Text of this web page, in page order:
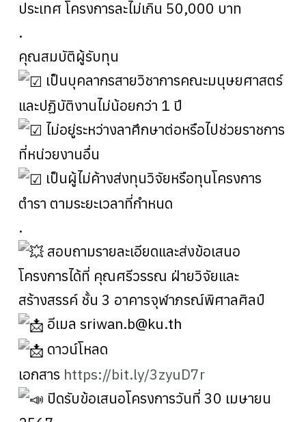
ประเทศ โครงการละไม่เกิน 50,000 บาท
.
คุณสมบัติผู้รับทุน
เป็นบุคลากรสายวิชาการคณะมนุษยศาสตร์
และปฏิบัติงานไม่น้อยกว่า 1 ปี
ไม่อยู่ระหว่างลาศึกษาต่อหรือไปช่วยราชการ
ที่หน่วยงานอื่น
เป็นผู้ไม่ค้างส่งทุนวิจัยหรือทุนโครงการ
ตำรา ตามระยะเวลาที่กำหนด
.
สอบถามรายละเอียดและส่งข้อเสนอ
โครงการได้ที่ คุณศรีวรรณ ฝ่ายวิจัยและ
สร้างสรรค์ ชั้น 3 อาคารจุฬาภรณ์พิศาลศิลป์
อีเมล sriwan.b@ku.th
ดาวน์โหลด
เอกสาร https://bit.ly/3zyuD7r
ปิดรับข้อเสนอโครงการวันที่ 30 เมษายน